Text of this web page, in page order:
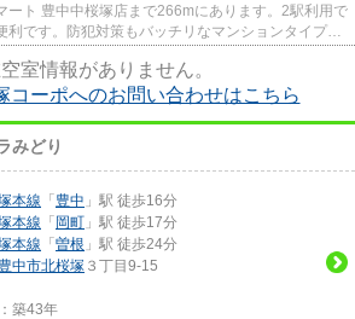
ート 豊中中桜塚店まで266mにあります。2駅利用で
利です。防犯対策もバッチリなマンションタイプの
室情報がありません。
コーポへのお問い合わせはこちら
みどり
本線 「 豊中 」駅 徒歩16分
本線 「 岡町 」駅 徒歩17分
本線 「 曽根 」駅 徒歩24分
豊中市北桜塚 ３丁目9-15
築43年